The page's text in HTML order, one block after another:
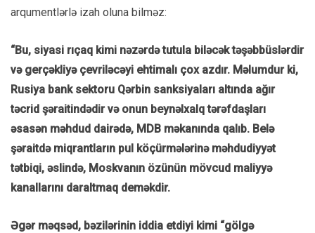
arqumentlərlə izah oluna bilməz:
“Bu, siyasi rıçaq kimi nəzərdə tutula biləcək təşəbbüslərdir
və gerçəkliyə çevriləcəyi ehtimalı çox azdır. Məlumdur ki,
Rusiya bank sektoru Qərbin sanksiyaları altında ağır
təcrid şəraitindədir və onun beynəlxalq tərəfdaşları
əsasən məhdud dairədə, MDB məkanında qalıb. Belə
şəraitdə miqrantların pul köçürmələrinə məhdudiyyət
tətbiqi, əslində, Moskvanın özünün mövcud maliyyə
kanallarını daraltmaq deməkdir.
Əgər məqsəd, bəzilərinin iddia etdiyi kimi “gölgə